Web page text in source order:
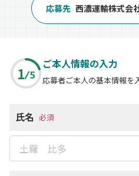
応募先 西濃運輸株式会
1 5
ご本人情報の入力
応募者ご本人の基本情報を
氏名 必須